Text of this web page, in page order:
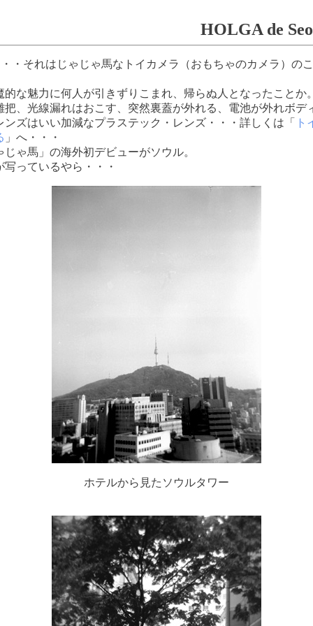
de
・それはじゃじゃ馬なトイカメラ（おもちゃのカメラ）の
的な魅力に何人が引きずりこまれ、帰らぬ人となったことか
把、光線漏れはおこす、突然裏蓋が外れる、電池が外れボデ
ンズはいい加減なプラステック・レンズ・・・詳しくは「
ト
」へ・・・
じゃ馬」の海外初デビューがソウル。
写っているやら・・・
ホテルから見たソウルタワー